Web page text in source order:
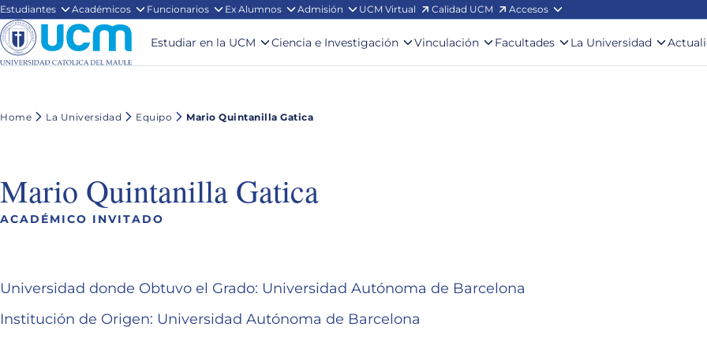
Estudiantes Académicos Funcionarios Ex Alumnos Admisión UCM Virtual Calidad UCM Accesos
Estudiar en la UCM Ciencia e Investigación Vinculación Facultades La Universidad
Home La Universidad Equipo Mario Quintanilla Gatica
Mario Quintanilla Gatica
ACADÉMICO INVITADO
Universidad donde Obtuvo el Grado: Universidad Autónoma de Barcelona
Institución de Origen: Universidad Autónoma de Barcelona